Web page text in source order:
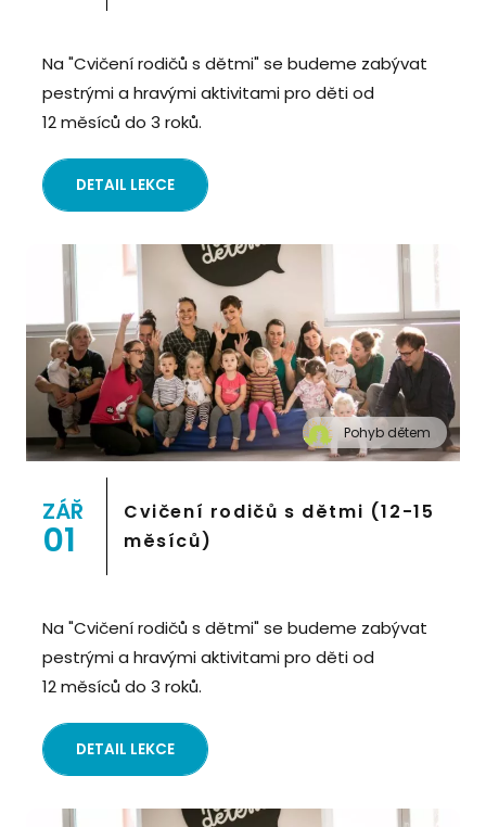
Na "Cvičení rodičů s dětmi" se budeme zabývat
pestrými a hravými aktivitami pro děti od
12 měsíců do 3 roků.
DETAIL LEKCE
" alt="Cvičení pro děti "Pohyb dětem", Praha 2,
Prostor 8">
Pohyb dětem
ZÁŘ
01
Cvičení rodičů s dětmi (12-15
měsíců)
Na "Cvičení rodičů s dětmi" se budeme zabývat
pestrými a hravými aktivitami pro děti od
12 měsíců do 3 roků.
DETAIL LEKCE